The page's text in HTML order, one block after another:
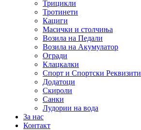
Трицикли
Тротинети
Кациги
Mасички и столчиња
Возила на Педали
Возила на Акумулатор
Огради
Клацкалки
Спорт и Спортски Реквизити
Додатоци
Скироли
Санки
Лудории на вода
За нас
Контакт